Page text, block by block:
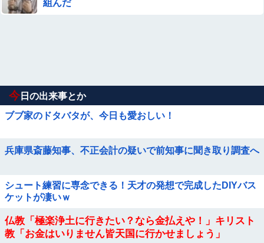
組んだ
今 日の出来事とか
ブブ家のドタバタが、今日も愛おしい！
兵庫県斎藤知事、不正会計の疑いで前知事に聞き取り調査へ
シュート練習に専念できる！天才の発想で完成したDIYバス
ケットが凄いｗ
仏教「極楽浄土に行きたい？なら金払えや！」キリスト
教「お金はいりません皆天国に行かせましょう」